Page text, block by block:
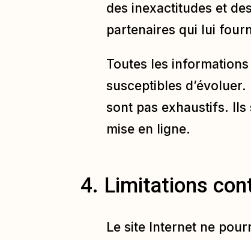
des inexactitudes et
partenaires qui lui
Toutes les
susceptibles
sont pas exhaustifs.
mise en ligne.
4. Limitations
Le site Internet ne